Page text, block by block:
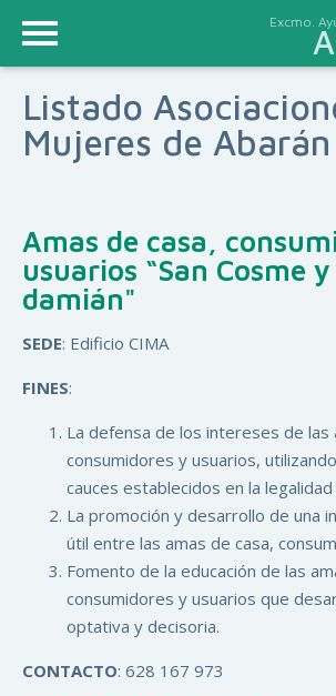
Excmo.
Listado
Mujeres de Abarán
Amas de casa,
usuarios “San Cosme y
damián"
SEDE: Edificio CIMA
FINES:
La defensa de los intereses de las
consumidores y usuarios,
cauces establecidos en la
La promoción y desarrollo de una
útil entre las amas de casa,
Fomento de la educación de las
consumidores y usuarios que
optativa y decisoria.
CONTACTO: 628 167 973